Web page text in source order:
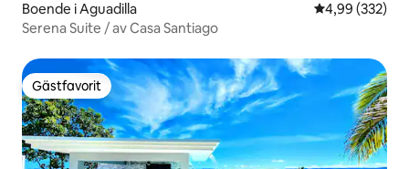
Boende i Aguadilla 4,99 av 5 i
4,99 (332)
Serena Suite / av Casa Santiago
Gästfavorit
Gästfavorit